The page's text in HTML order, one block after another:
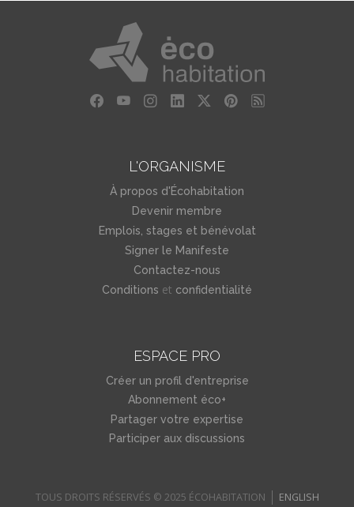
L'ORGANISME
À propos d'Écohabitation
Devenir membre
Emplois, stages et bénévolat
Signer le Manifeste
Contactez-nous
Conditions et confidentialité
ESPACE PRO
Créer un profil d'entreprise
Abonnement éco+
Partager votre expertise
Participer aux discussions
TOUS DROITS RÉSERVÉS © 2025 ÉCOHABITATION ENGLISH